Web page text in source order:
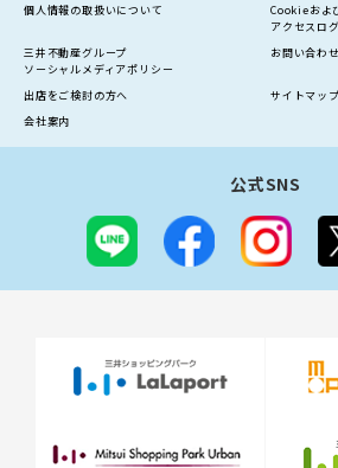
個人情報の取扱いについて
Cookieおよ
アクセスロ
三井不動産グループ
ソーシャルメディアポリシー
お問い合わせ
出店をご検討の方へ
サイトマッ
会社案内
公式SNS